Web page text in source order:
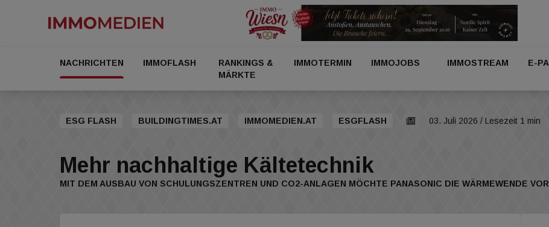
NACHRICHTEN IMMOFLASH
RANKINGS &
MÄRKTE
IMMOTERMIN IMMOJOBS IMMOSTREAM E-
ESG FLASH BUILDINGTIMES.AT IMMOMEDIEN.AT ESGFLASH 03. Juli 2026 / Lesezeit 1 min
Mehr nachhaltige Kältetechnik
MIT DEM AUSBAU VON SCHULUNGSZENTREN UND CO2-ANLAGEN MÖCHTE PANASONIC DIE WÄRMEWENDE